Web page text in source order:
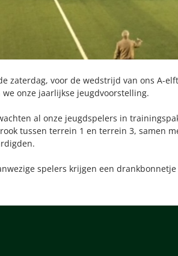
zaterdag, voor de wedstrijd van ons A-
we onze jaarlijkse jeugdvoorstelling.
al onze jeugdspelers in
tussen terrein 1 en terrein 3, samen
spelers krijgen een